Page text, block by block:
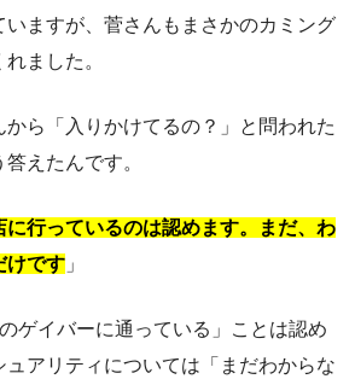
いますが、菅さんもまさかのカミング
ました。
ら「入りかけてるの？」と問われた
えたんです。
に行っているのは認めます。まだ、わ
けです 」
ゲイバーに通っている」ことは認め
アリティについては「まだわからな